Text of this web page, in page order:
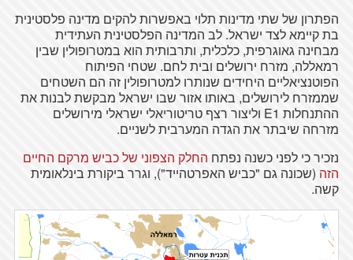
הפתרון של שתי מדינות תלוי באפשרות להקים מדינה פלסטינית
בת קיימא לצד ישראל. לב המדינה הפלסטינית העתידית
מבחינה גאוגרפית, כלכלית, ותרבותית הוא במטרופולין שבין
רמאללה, מזרח ירושלים ובית לחם. שטחי הפיתוח
הפוטנציאליים היחידים שנותרו למטרופולין זה הם השטחים
שממזרח לירושלים, באותו אזור שבו ישראל מבקשת לבנות את
ההתנחלות E1 וליצור רצף טריטוריאלי ישראלי מירושלים
מזרחה שיבתר את הגדה המערבית לשניים.
נזכיר כי לפני כשנה נפתח החלק הצפוני של כביש מרקם החיים
הזה (שכונה גם "כביש האפרטהייד"), וגרר ביקורת בינלאומית
קשה.